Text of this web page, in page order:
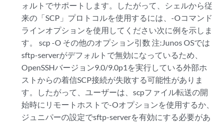
ォルトでサポートします。したがって、シェルから従
来の「SCP」プロトコルを使用するには、-Oコマンド
ラインオプションを使用してください次に例を示しま
す。 scp -O その他のオプション引数 注:Junos OSでは
sftp-serverがデフォルトで無効になっているため、
OpenSSHバージョン9.0/9.0p1を実行している外部ホ
ストからの着信SCP接続が失敗する可能性がありま
す。したがって、ユーザーは、scpファイル転送の開
始時にリモートホストで-Oオプションを使用するか、
ジュニパーの設定でsftp-serverを有効にする必要があ